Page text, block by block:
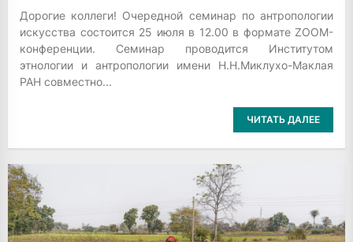
Дорогие коллеги! Очередной семинар по антропологии
искусства состоится 25 июля в 12.00 в формате ZOOM-
конференции. Семинар проводится Институтом
этнологии и антропологии имени Н.Н.Миклухо-Маклая
РАН совместно...
ЧИТАТЬ ДАЛЕЕ